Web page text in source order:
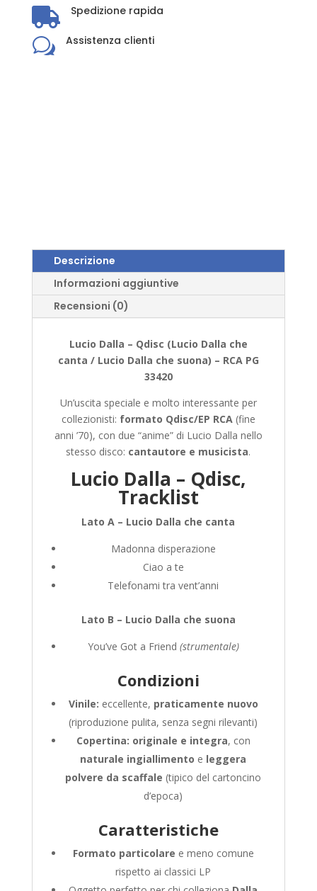
 Spedizione rapida
w Assistenza clienti
Descrizione
Informazioni aggiuntive
Recensioni (0)
Lucio Dalla – Qdisc (Lucio Dalla che
canta / Lucio Dalla che suona) – RCA PG
33420
Un’uscita speciale e molto interessante per
collezionisti: formato Qdisc/EP RCA(fine
anni ’70), con due “anime” di Lucio Dalla nello
stesso disco: cantautore e musicista.
Lucio Dalla – Qdisc,
Tracklist
Lato A – Lucio Dalla che canta
Madonna disperazione
Ciao a te
Telefonami tra vent’anni
Lato B – Lucio Dalla che suona
You’ve Got a Friend (strumentale)
Condizioni
Vinile: eccellente, praticamente nuovo
(riproduzione pulita, senza segni rilevanti)
Copertina: originale e integra, con
naturale ingiallimento e leggera
polvere da scaffale (tipico del cartoncino
d’epoca)
Caratteristiche
Formato particolare e meno comune
rispetto ai classici LP